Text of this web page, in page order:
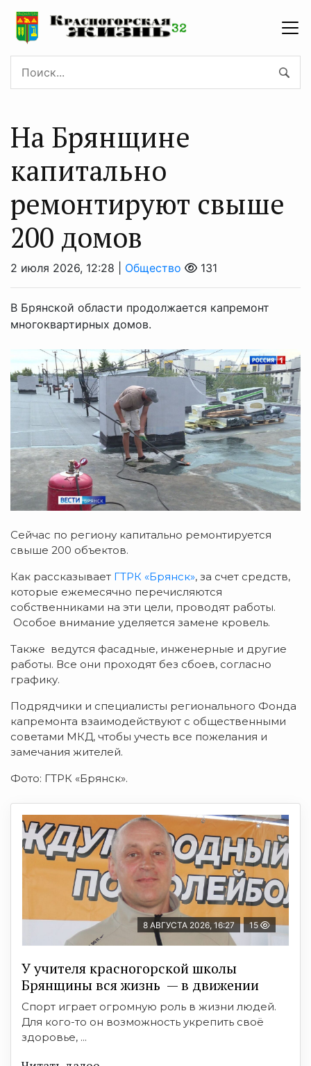
На Брянщине
капитально
ремонтируют свыше
200 домов
2 июля 2026, 12:28 | Общество 131
В Брянской области продолжается капремонт
многоквартирных домов.
Сейчас по региону капитально ремонтируется
свыше 200 объектов.
Как рассказывает ГТРК «Брянск», за счет средств,
которые ежемесячно перечисляются
собственниками на эти цели, проводят работы.
Особое внимание уделяется замене кровель.
Также ведутся фасадные, инженерные и другие
работы. Все они проходят без сбоев, согласно
графику.
Подрядчики и специалисты регионального Фонда
капремонта взаимодействуют с общественными
советами МКД, чтобы учесть все пожелания и
замечания жителей.
Фото: ГТРК «Брянск».
8 АВГУСТА 2026, 16:27 15
У учителя красногорской школы
Брянщины вся жизнь — в движении
Спорт играет огромную роль в жизни людей.
Для кого-то он возможность укрепить своё
здоровье, ...